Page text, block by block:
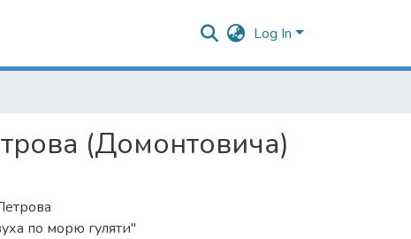
Log In
(Домонтовича)
по морю гуляти"